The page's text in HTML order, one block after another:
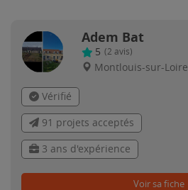
Adem Bat
5 (2 avis)
Montlouis-sur-Loire
Vérifié
91 projets acceptés
3 ans d'expérience
Voir sa fiche